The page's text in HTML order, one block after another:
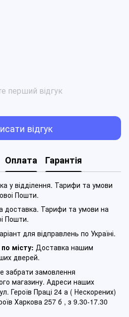
перший відгук
відгук
Оплата Гарантія
у відділення. Тарифи та умови
Пошти.
доставка. Тарифи та умови на
Пошти.
для відправлень по Україні.
місту: Доставка нашим
дверей.
забрати замовлення
магазину. Адреси наших
Героїв Праці 24 а ( Нескорених)
Харкова 257 б , з 9.30-17.30